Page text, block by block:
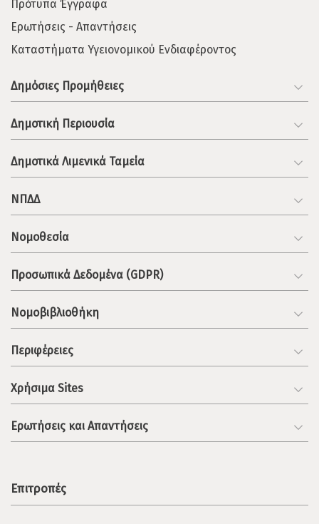
Πρότυπα Έγγραφα
Ερωτήσεις - Απαντήσεις
Καταστήματα Υγειονομικού Ενδιαφέροντος
Δημόσιες Προμήθειες
Δημοτική Περιουσία
Δημοτικά Λιμενικά Ταμεία
ΝΠΔΔ
Νομοθεσία
Προσωπικά Δεδομένα (GDPR)
Νομοβιβλιοθήκη
Περιφέρειες
Χρήσιμα Sites
Ερωτήσεις και Απαντήσεις
Επιτροπές